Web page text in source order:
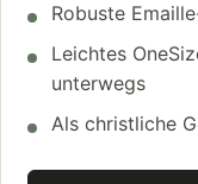
Robuste
Leichtes
unterwegs
Als christliche